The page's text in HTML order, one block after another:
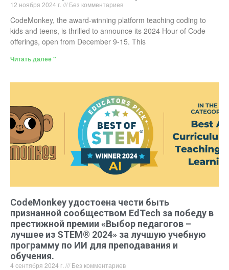
12 ноября 2024 г. Без комментариев
CodeMonkey, the award-winning platform teaching coding to
kids and teens, is thrilled to announce its 2024 Hour of Code
offerings, open from December 9-15. This
Читать далее "
CodeMonkey удостоена чести быть
признанной сообществом EdTech за победу в
престижной премии «Выбор педагогов –
лучшее из STEM® 2024» за лучшую учебную
программу по ИИ для преподавания и
обучения.
4 сентября 2024 г. Без комментариев